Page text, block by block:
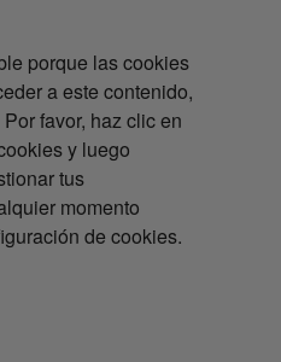
porque las cookies
a este contenido,
favor, haz clic en
y luego
tus
momento
de cookies.